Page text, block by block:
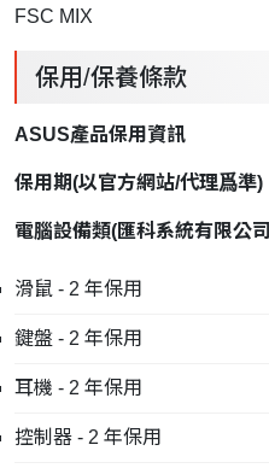
FSC MIX
保用/保養條款
ASUS產品保用資訊
保用期(以官方網站/代理爲準)
電腦設備類(匯科系統有限公司
滑鼠 - 2 年保用
鍵盤 - 2 年保用
耳機 - 2 年保用
控制器 - 2 年保用